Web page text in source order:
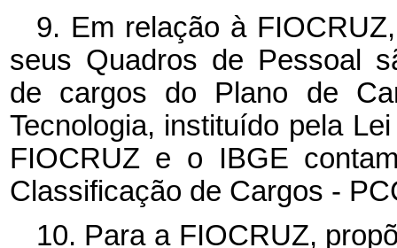
9. Em relação à
seus Quadros de Pessoal
de cargos do Plano de
Tecnologia, instituído pela
FIOCRUZ e o IBGE
Classificação de Cargos -
10. Para a FIOCRUZ,